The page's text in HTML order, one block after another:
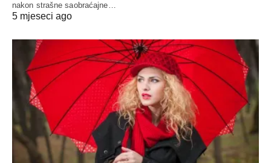
nakon strašne saobraćajne…
5 mjeseci ago